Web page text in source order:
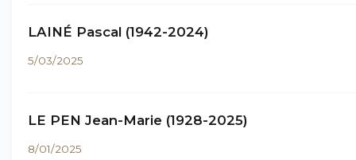
LAINÉ Pascal (1942-2024)
5/03/2025
LE PEN Jean-Marie (1928-2025)
8/01/2025